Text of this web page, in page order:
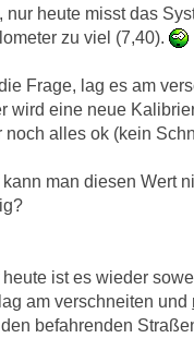
nur heute misst das
zu viel (7,40).
Frage, lag es am
wird eine neue
noch alles ok (kein
man diesen Wert
ist es wieder
am verschneiten und
befahrenden